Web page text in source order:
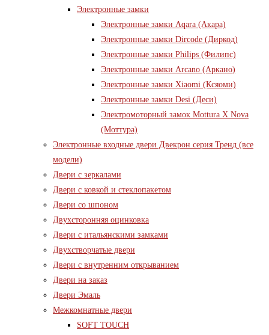
Электронные замки
Электронные замки Aqara (Акара)
Электронные замки Dircode (Диркод)
Электронные замки Philips (Филипс)
Электронные замки Arcano (Аркано)
Электронные замки Xiaomi (Ксяоми)
Электронные замки Desi (Деси)
Электромоторный замок Mottura X Nova
(Моттура)
Электронные входные двери Двекрон серия Тренд (все
модели)
Двери с зеркалами
Двери с ковкой и стеклопакетом
Двери со шпоном
Двухсторонняя оцинковка
Двери с итальянскими замками
Двухстворчатые двери
Двери с внутренним открыванием
Двери на заказ
Двери Эмаль
Межкомнатные двери
SOFT TOUCH